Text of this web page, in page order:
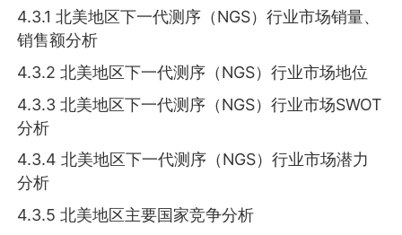
4.3.1 北美地区下一代测序（NGS）行业市场销量、
销售额分析
4.3.2 北美地区下一代测序（NGS）行业市场地位
4.3.3 北美地区下一代测序（NGS）行业市场SWOT
分析
4.3.4 北美地区下一代测序（NGS）行业市场潜力
分析
4.3.5 北美地区主要国家竞争分析